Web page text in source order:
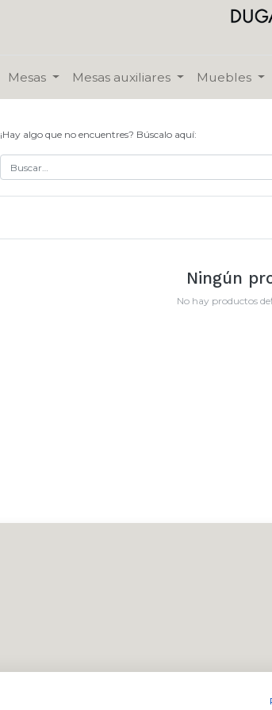
Mesas Mesas auxiliares Muebles
¡Hay algo que no encuentres? Búscalo aquí:
Ningún
No hay productos